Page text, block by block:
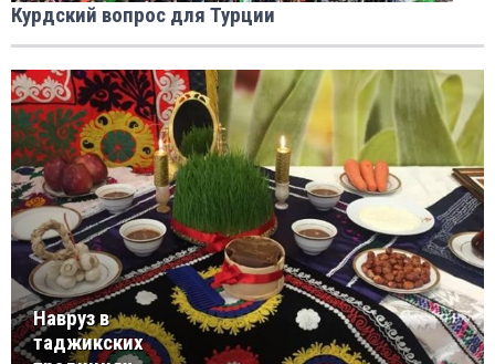
Курдский вопрос для Турции
Навруз в
таджикских